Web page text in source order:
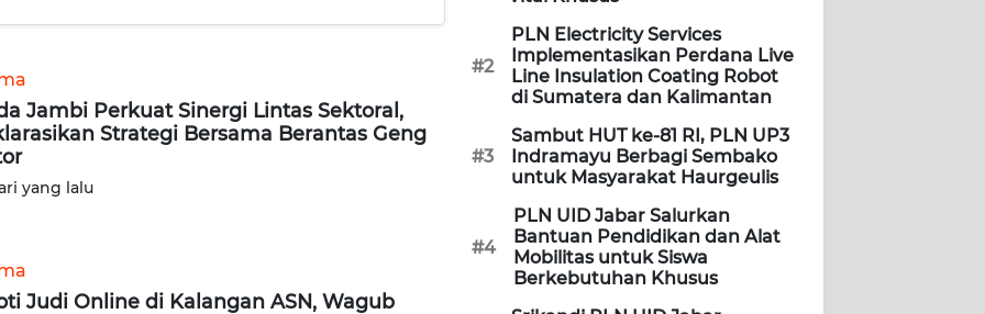
Jambi Perkuat Sinergi Lintas Sektoral,
Strategi Bersama Berantas Geng
yang lalu
Judi Online di Kalangan ASN, Wagub
#2
PLN Electricity Services
Implementasikan Perdana Live
Line Insulation Coating Robot
di Sumatera dan Kalimantan
#3
Sambut HUT ke-81 RI, PLN UP3
Indramayu Berbagi Sembako
untuk Masyarakat Haurgeulis
#4
PLN UID Jabar Salurkan
Bantuan Pendidikan dan Alat
Mobilitas untuk Siswa
Berkebutuhan Khusus